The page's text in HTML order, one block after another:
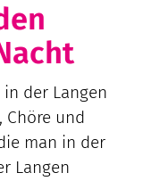
der Langen
Chöre und
man in der
Langen